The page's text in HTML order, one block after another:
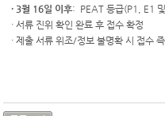
· 3월 16일 이후: PEAT 등급(P1, E1
· 서류 진위 확인 완료 후 접수 확정
· 제출 서류 위조/정보 불명확 시 접수